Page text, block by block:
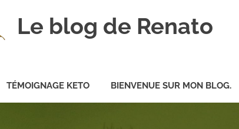
Le blog de Renato
TÉMOIGNAGE KETO
BIENVENUE SUR MON BLOG.